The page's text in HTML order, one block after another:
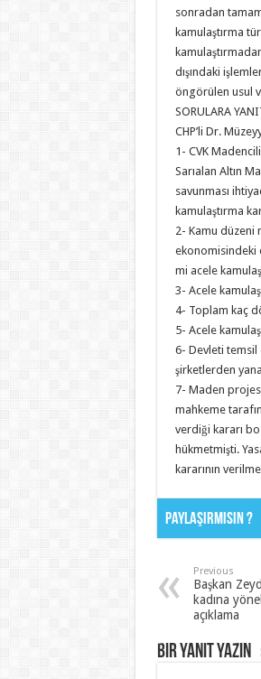
sonradan
kamulaştırma
dışındaki
öngörülen usul
SORULARA
CHP’li Dr.
1- CVK
Sarıalan Altın
savunması
kamulaştırma
2- Kamu düzeni
ekonomisindeki
mi acele
3- Acele
4- Toplam kaç
5- Acele
6- Devleti temsil
şirketlerden
7- Maden
mahkeme
verdiği kararı
hükmetmişti.
kararının
Paylaşırmısın ?
Previous
Başkan
kadına
açıklama
Bir yanıt yazın